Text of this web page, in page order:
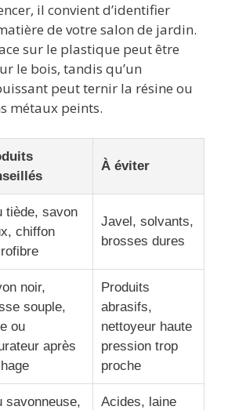
il convient d’identifier
de votre salon de jardin.
sur le plastique peut être
le bois, tandis qu’un
peut ternir la résine ou
métaux peints.
À éviter
tiède, savon
chiffon
Javel, solvants,
brosses dures
noir,
souple,
ou
après
Produits
abrasifs,
nettoyeur haute
pression trop
proche
savonneuse,
Acides, laine